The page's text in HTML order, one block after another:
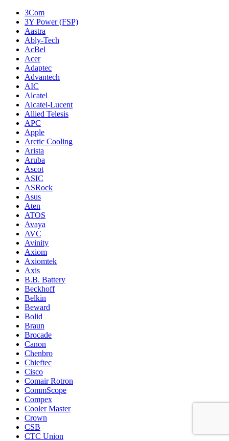
3Com
3Y Power (FSP)
Aastra
Ably-Tech
AcBel
Acer
Adaptec
Advantech
AIC
Alcatel
Alcatel-Lucent
Allied Telesis
APC
Apple
Arctic Cooling
Arista
Aruba
Ascot
ASIC
ASRock
Asus
Aten
ATOS
Avaya
AVC
Avinity
Axiom
Axiomtek
Axis
B.B. Battery
Beckhoff
Belkin
Beward
Bolid
Braun
Brocade
Canon
Chenbro
Chieftec
Cisco
Comair Rotron
CommScope
Compex
Cooler Master
Crown
CSB
CTC Union